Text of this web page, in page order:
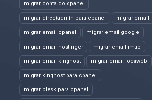
migrar conta do cpanel
migrar directadmin para cpanel migrar email
migrar email cpanel migrar email google
migrar email hostinger migrar email imap
migrar email kinghost migrar email locaweb
migrar kinghost para cpanel
migrar plesk para cpanel